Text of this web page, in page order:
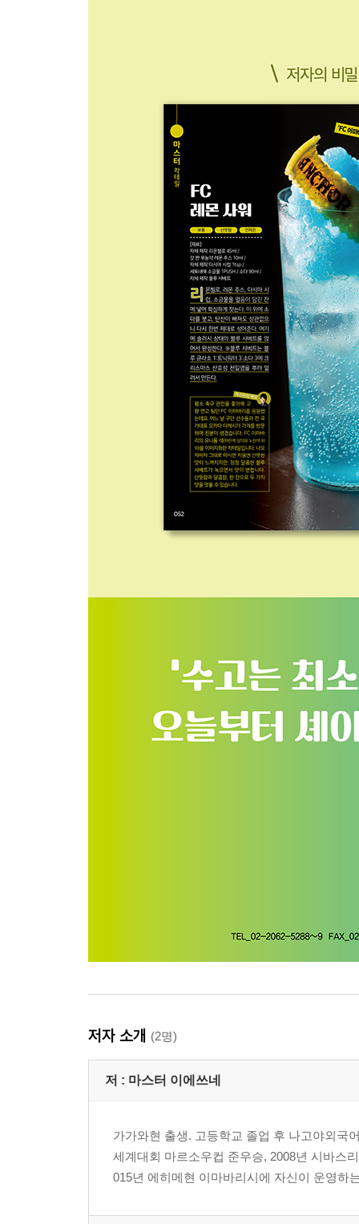
저자 소개 (2명)
저 : 마스터 이에쓰네
가가와현 출생. 고등학교 졸업 후 나고야외국
세계대회 마르소우컵 준우승, 2008년 시바스
015년 에히메현 이마바리시에 자신이 운영하